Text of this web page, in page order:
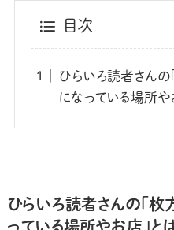
目次
ひらいろ読者さん
になっている場所や
ひらいろ読者さんの「
っている場所やお店」と